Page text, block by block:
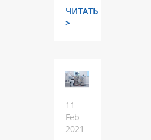
ЧИТАТЬ
>
11
Feb
2021